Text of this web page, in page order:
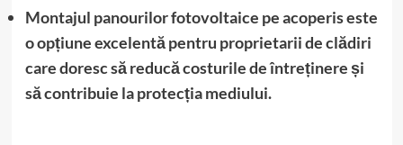
Montajul panourilor fotovoltaice pe acoperis este
o opțiune excelentă pentru proprietarii de clădiri
care doresc să reducă costurile de întreținere și
să contribuie la protecția mediului.